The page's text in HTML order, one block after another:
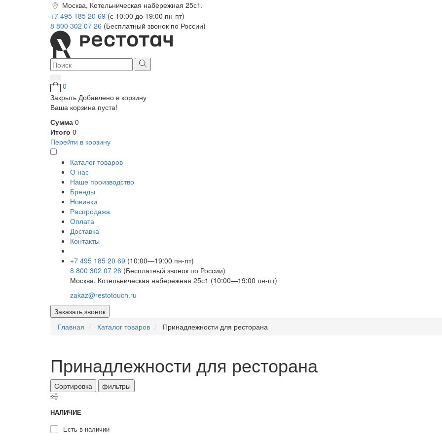
Москва, Котельническая набережная 25с1.
+7 495 185 20 69 (с 10:00 до 19:00 пн-пт)
8 800 302 07 26 (Бесплатный звонок по России)
0
Закрыть Добавлено в корзину
Ваша корзина пуста!
Сумма 0
Итого 0
Перейти в корзину
Каталог товаров
О нас
Наше производство
Бренды
Новинки
Распродажа
Оплата
Доставка
Контакты
+7 495 185 20 69 (10:00—19:00 пн-пт)
8 800 302 07 26 (Бесплатный звонок по России)
Москва, Котельническая набережная 25с1 (10:00—19:00 пн-пт)
zakaz@restotouch.ru
Заказать звонок
Главная
Каталог товаров Принадлежности для ресторана
Принадлежности для ресторана
Сортировка фильтры
НАЛИЧИЕ
Есть в наличии